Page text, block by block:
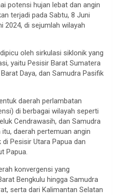
potensi hujan lebat dan angin
terjadi pada Sabtu, 8 Juni
2024, di sejumlah wilayah
oleh sirkulasi siklonik yang
yaitu Pesisir Barat Sumatera
Daya, dan Samudra Pasifik
daerah perlambatan
di berbagai wilayah seperti
Cendrawasih, dan Samudra
itu, daerah pertemuan angin
Pesisir Utara Papua dan
Papua.
konvergensi yang
Bengkulu hingga Samudra
serta dari Kalimantan Selatan